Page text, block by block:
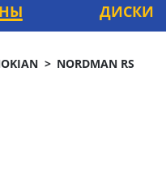
ДИСКИ
NORDMAN RS